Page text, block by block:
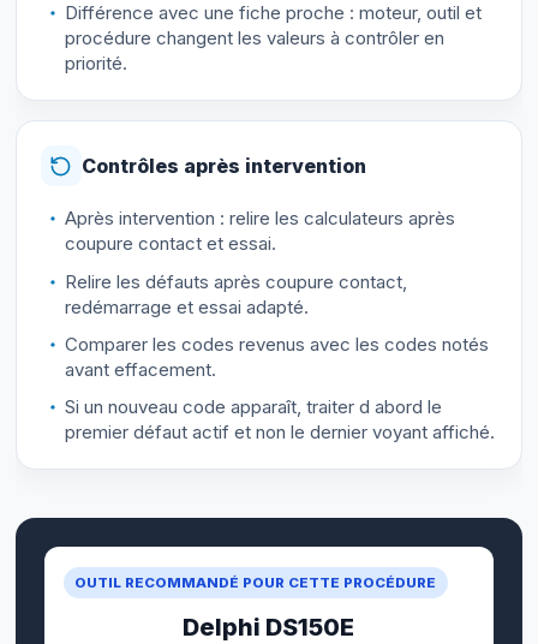
Différence avec une fiche proche : moteur, outil et
procédure changent les valeurs à contrôler en
priorité.
Contrôles après intervention
Après intervention : relire les calculateurs après
coupure contact et essai.
Relire les défauts après coupure contact,
redémarrage et essai adapté.
Comparer les codes revenus avec les codes notés
avant effacement.
Si un nouveau code apparaît, traiter d abord le
premier défaut actif et non le dernier voyant affiché.
OUTIL RECOMMANDÉ POUR CETTE PROCÉDURE
Delphi DS150E